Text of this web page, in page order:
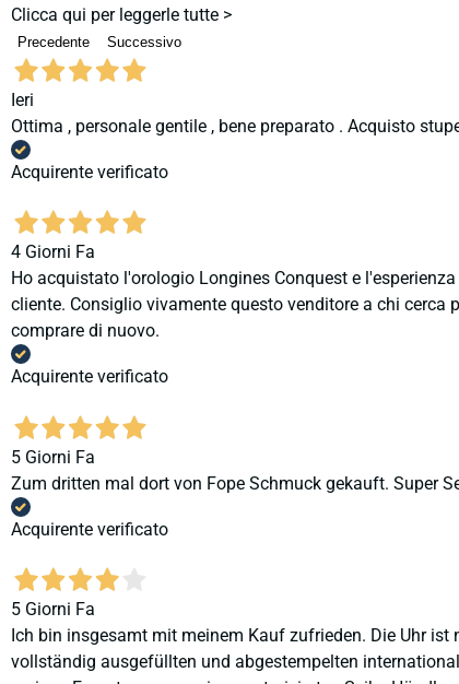
Clicca qui per leggerle tutte >
Precedente Successivo
Ieri
Ottima , personale gentile , bene preparato . Acquisto
Acquirente verificato
4 Giorni Fa
Ho acquistato l'orologio Longines Conquest e
cliente. Consiglio vivamente questo venditore a chi
comprare di nuovo.
Acquirente verificato
5 Giorni Fa
Zum dritten mal dort von Fope Schmuck gekauft. Super
Acquirente verificato
5 Giorni Fa
Ich bin insgesamt mit meinem Kauf zufrieden. Die Uhr
vollständig ausgefüllten und abgestempelten